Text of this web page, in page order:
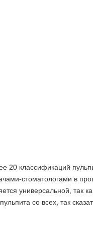
20 классификаций
стоматологами в
универсальной, так
со всех, так